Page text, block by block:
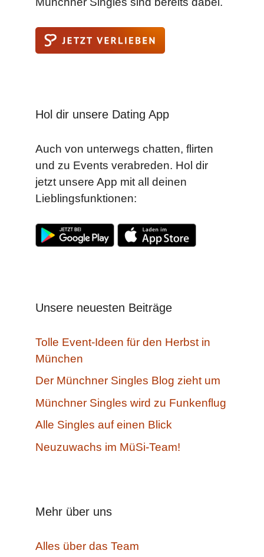
Hol dir unsere Dating App
Auch von unterwegs chatten, flirten
und zu Events verabreden. Hol dir
jetzt unsere App mit all deinen
Lieblingsfunktionen:
Unsere neuesten Beiträge
Tolle Event-Ideen für den Herbst in
München
Der Münchner Singles Blog zieht um
Münchner Singles wird zu Funkenflug
Alle Singles auf einen Blick
Neuzuwachs im MüSi-Team!
Mehr über uns
Alles über das Team